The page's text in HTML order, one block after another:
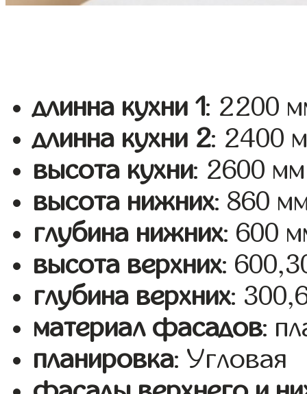
длинна кухни 1: 2200
длинна кухни 2: 2400
высота кухни: 2600 мм
высота нижних: 860
глубина нижних: 600
высота верхних:
глубина верхних:
материал фасадов:
планировка: Угловая